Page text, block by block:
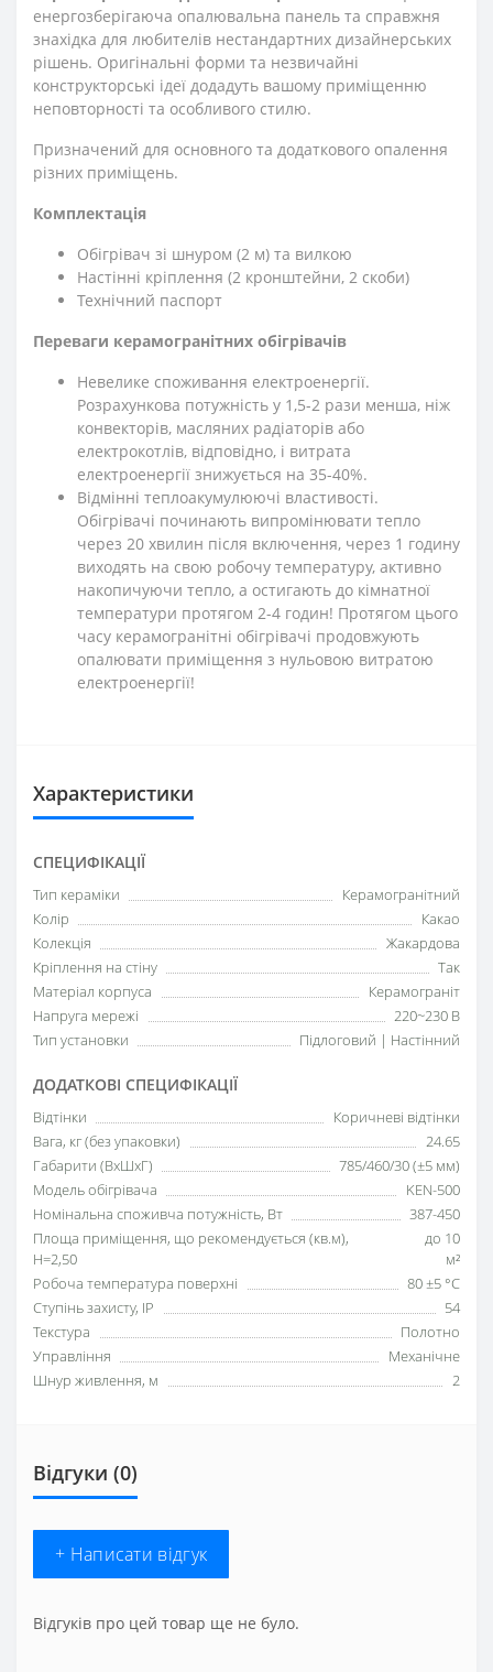
енергозберігаюча опалювальна панель та справжня
знахідка для любителів нестандартних дизайнерських
рішень. Оригінальні форми та незвичайні
конструкторські ідеї додадуть вашому приміщенню
неповторності та особливого стилю.
Призначений для основного та додаткового опалення
різних приміщень.
Комплектація
Обігрівач зі шнуром (2 м) та вилкою
Настінні кріплення (2 кронштейни, 2 скоби)
Технічний паспорт
Переваги керамогранітних обігрівачів
Невелике споживання електроенергії.
Розрахункова потужність у 1,5-2 рази менша, ніж
конвекторів, масляних радіаторів або
електрокотлів, відповідно, і витрата
електроенергії знижується на 35-40%.
Відмінні теплоакумулюючі властивості.
Обігрівачі починають випромінювати тепло
через 20 хвилин після включення, через 1 годину
виходять на свою робочу температуру, активно
накопичуючи тепло, а остигають до кімнатної
температури протягом 2-4 годин! Протягом цього
часу керамогранітні обігрівачі продовжують
опалювати приміщення з нульовою витратою
електроенергії!
Характеристики
СПЕЦИФІКАЦІЇ
Тип кераміки
Керамогранітний
Колір
Какао
Колекція
Жакардова
Кріплення на стіну
Так
Матеріал корпуса
Керамограніт
Напруга мережі
220~230 В
Тип установки
Підлоговий | Настінний
ДОДАТКОВІ СПЕЦИФІКАЦІЇ
Відтінки
Коричневі відтінки
Вага, кг (без упаковки)
24.65
Габарити (ВхШхГ)
785/460/30 (±5 мм)
Модель обігрівача
KEN-500
Номінальна споживча потужність, Вт
387-450
Площа приміщення, що рекомендується (кв.м),
H=2,50
до 10
м²
Робоча температура поверхні
80 ±5 °С
Ступінь захисту, IP
54
Текстура
Полотно
Управління
Механічне
Шнур живлення, м
2
Відгуки (0)
+ Написати відгук
Відгуків про цей товар ще не було.